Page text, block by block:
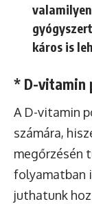
káros is
* D-vitamin
A D-vitamin
számára,
megőrzésén
folyamatban
juthatunk